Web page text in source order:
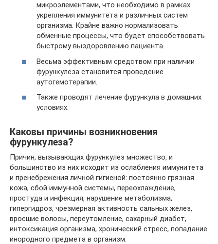
микроэлементами, что необходимо в рамках
укрепления иммунитета и различных систем
организма. Крайне важно нормализовать
обменные процессы, что будет способствовать
быстрому выздоровлению пациента.
Весьма эффективным средством при наличии
фурункулеза становится проведение
аутогемотерапии.
Также проводят лечение фурункула в домашних
условиях.
Каковы причины возникновения
фурункулеза?
Причин, вызывающих фурункулез множество, и
большинство из них исходит из ослабления иммунитета
и пренебрежения личной гигиеной: постоянно грязная
кожа, сбой иммунной системы, переохлаждение,
простуда и инфекция, нарушение метаболизма,
гипергидроз, чрезмерная активность сальных желез,
вросшие волосы, переутомление, сахарный диабет,
интоксикация организма, хронический стресс, попадание
инородного предмета в организм.